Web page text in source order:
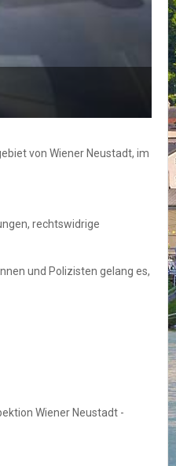
von Wiener Neustadt, im
rechtswidrige
und Polizisten gelang es,
Wiener Neustadt -